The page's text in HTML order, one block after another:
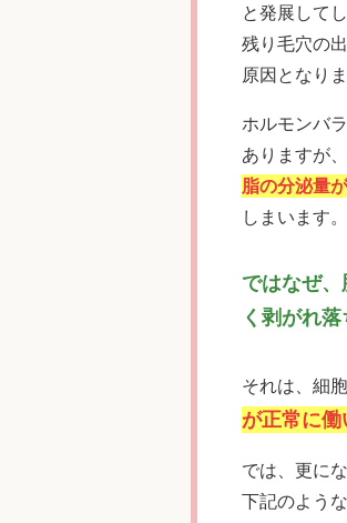
と発展して
残り毛穴の
原因となりま
ホルモンバ
ありますが
脂の分泌量
しまいます。
ではなぜ
く剥がれ
それは、細
が正常に
では、更に
下記のよう